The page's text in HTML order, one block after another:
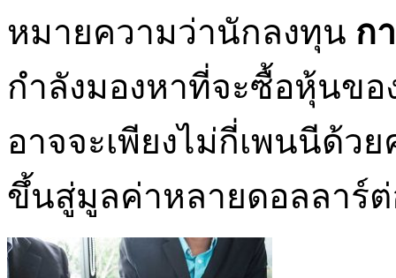
หมายความว่านักลงทุน ก
กำลังมองหาที่จะซื้อหุ้นขอ
อาจจะเพียงไม่กี่เพนนีด้ว
ขึ้นสู่มูลค่าหลายดอลลาร์